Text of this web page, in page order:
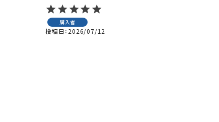
購入者
投稿日 2026/07/12